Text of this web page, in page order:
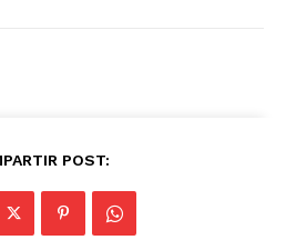
POST: